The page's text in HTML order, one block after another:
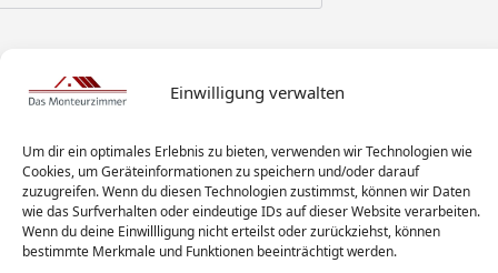
Einwilligung verwalten
Um dir ein optimales Erlebnis zu bieten, verwenden wir Technologien wie
Cookies, um Geräteinformationen zu speichern und/oder darauf
zuzugreifen. Wenn du diesen Technologien zustimmst, können wir Daten
wie das Surfverhalten oder eindeutige IDs auf dieser Website verarbeiten.
Wenn du deine Einwillligung nicht erteilst oder zurückziehst, können
bestimmte Merkmale und Funktionen beeinträchtigt werden.